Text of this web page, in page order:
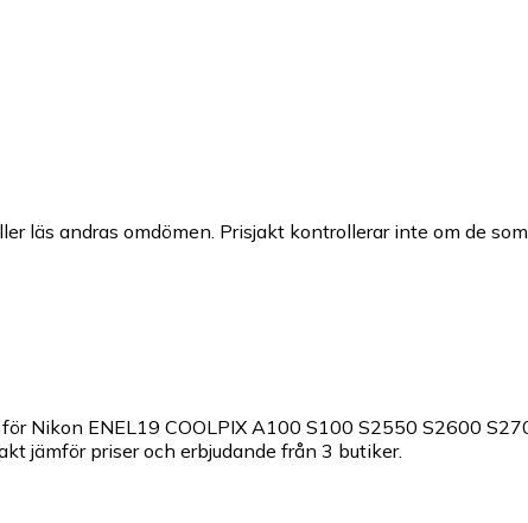
läs andras omdömen. Prisjakt kontrollerar inte om de
Nikon ENEL19 COOLPIX A100 S100 S2550 S2600
jämför priser och erbjudande från 3 butiker.